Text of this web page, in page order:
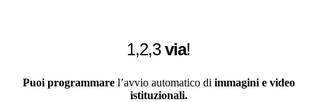
1,2,3via!
Puoi programmare l’avvio automatico di immagini e video
istituzionali.